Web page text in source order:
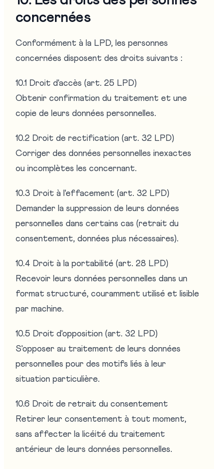
concernées
Conformément à la LPD, les personnes
concernées disposent des droits suivants :
10.1 Droit d'accès (art. 25 LPD)
Obtenir confirmation du traitement et une
copie de leurs données personnelles.
10.2 Droit de rectification (art. 32 LPD)
Corriger des données personnelles inexactes
ou incomplètes les concernant.
10.3 Droit à l'effacement (art. 32 LPD)
Demander la suppression de leurs données
personnelles dans certains cas (retrait du
consentement, données plus nécessaires).
10.4 Droit à la portabilité (art. 28 LPD)
Recevoir leurs données personnelles dans un
format structuré, couramment utilisé et lisible
par machine.
10.5 Droit d'opposition (art. 32 LPD)
S'opposer au traitement de leurs données
personnelles pour des motifs liés à leur
situation particulière.
10.6 Droit de retrait du consentement
Retirer leur consentement à tout moment,
sans affecter la licéité du traitement
antérieur de leurs données personnelles.